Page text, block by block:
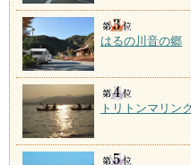
はるの川音の郷
トリトンマリン